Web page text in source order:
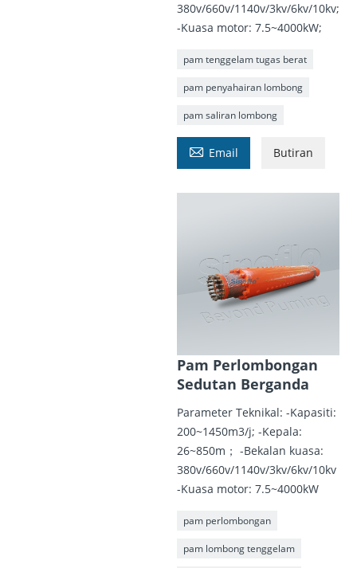
380v/660v/1140v/3kv/6kv/10kv;
-Kuasa motor: 7.5~4000kW;
pam tenggelam tugas berat
pam penyahairan lombong
pam saliran lombong
 Email Butiran
Pam Perlombongan
Sedutan Berganda
Parameter Teknikal: -Kapasiti:
200~1450m3/j; -Kepala:
26~850m； -Bekalan kuasa:
380v/660v/1140v/3kv/6kv/10kv
-Kuasa motor: 7.5~4000kW
pam perlombongan
pam lombong tenggelam